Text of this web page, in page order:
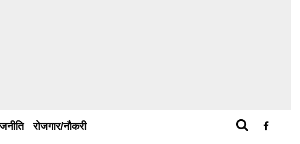
रोजगार/नौकरी